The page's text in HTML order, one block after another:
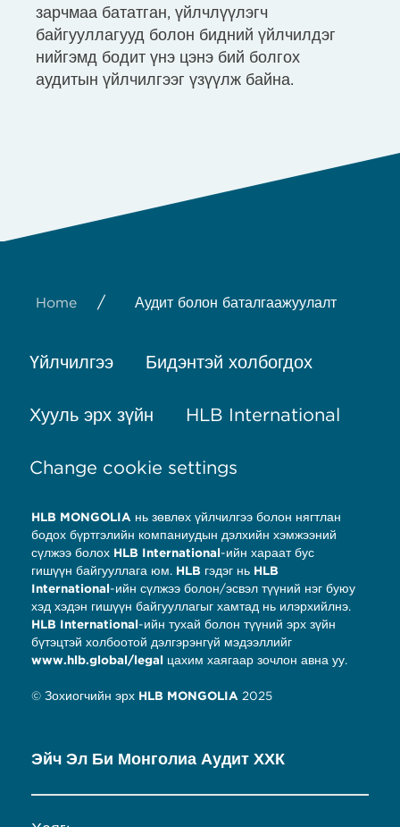
зарчмаа бататган, үйлчлүүлэгч
байгууллагууд болон бидний үйлчилдэг
нийгэмд бодит үнэ цэнэ бий болгох
аудитын үйлчилгээг үзүүлж байна.
Home / Аудит болон баталгаажуулалт
Үйлчилгээ Бидэнтэй холбогдох
Хууль эрх зүйн HLB International
Change cookie settings
HLB MONGOLIA нь зөвлөх үйлчилгээ болон нягтлан
бодох бүртгэлийн компаниудын дэлхийн хэмжээний
сүлжээ болох HLB International-ийн хараат бус
гишүүн байгууллага юм. HLB гэдэг нь HLB
International-ийн сүлжээ болон/эсвэл түүний нэг буюу
хэд хэдэн гишүүн байгууллагыг хамтад нь илэрхийлнэ.
HLB International-ийн тухай болон түүний эрх зүйн
бүтэцтэй холбоотой дэлгэрэнгүй мэдээллийг
www.hlb.global/legal цахим хаягаар зочлон авна уу.
© Зохиогчийн эрх HLB MONGOLIA 2025
Эйч Эл Би Монголиа Аудит ХХК